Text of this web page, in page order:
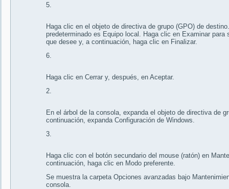
5.
Haga clic en el objeto de directiva de grupo (GPO) de
predeterminado es Equipo local. Haga clic en Examinar
que desee y, a continuación, haga clic en Finalizar.
6.
Haga clic en Cerrar y, después, en Aceptar.
2.
En el árbol de la consola, expanda el objeto de directiva de
continuación, expanda Configuración de Windows.
3.
Haga clic con el botón secundario del mouse (ratón) en
continuación, haga clic en Modo preferente.
Se muestra la carpeta Opciones avanzadas bajo
consola.